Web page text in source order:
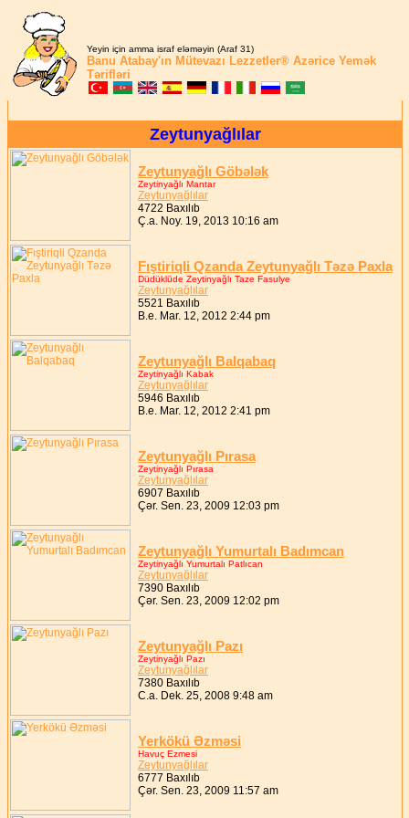
Yeyin için amma israf eləməyin (Araf 31)
Banu Atabay'ın Mütevazı Lezzetler® Azərice Yemək
Tərifləri
Zeytunyağlılar
Zeytunyağlı Göbələk
Zeytinyağlı Mantar
Zeytunyağlılar
4722 Baxılıb
Ç.a. Noy. 19, 2013 10:16 am
Fıştiriqli Qzanda Zeytunyağlı Təzə Paxla
Düdüklüde Zeytinyağlı Taze Fasulye
Zeytunyağlılar
5521 Baxılıb
B.e. Mar. 12, 2012 2:44 pm
Zeytunyağlı Balqabaq
Zeytinyağlı Kabak
Zeytunyağlılar
5946 Baxılıb
B.e. Mar. 12, 2012 2:41 pm
Zeytunyağlı Pırasa
Zeytinyağlı Pırasa
Zeytunyağlılar
6907 Baxılıb
Çər. Sen. 23, 2009 12:03 pm
Zeytunyağlı Yumurtalı Badımcan
Zeytinyağlı Yumurtalı Patlıcan
Zeytunyağlılar
7390 Baxılıb
Çər. Sen. 23, 2009 12:02 pm
Zeytunyağlı Pazı
Zeytinyağlı Pazı
Zeytunyağlılar
7380 Baxılıb
C.a. Dek. 25, 2008 9:48 am
Yerkökü Əzməsi
Havuç Ezmesi
Zeytunyağlılar
6777 Baxılıb
Çər. Sen. 23, 2009 11:57 am